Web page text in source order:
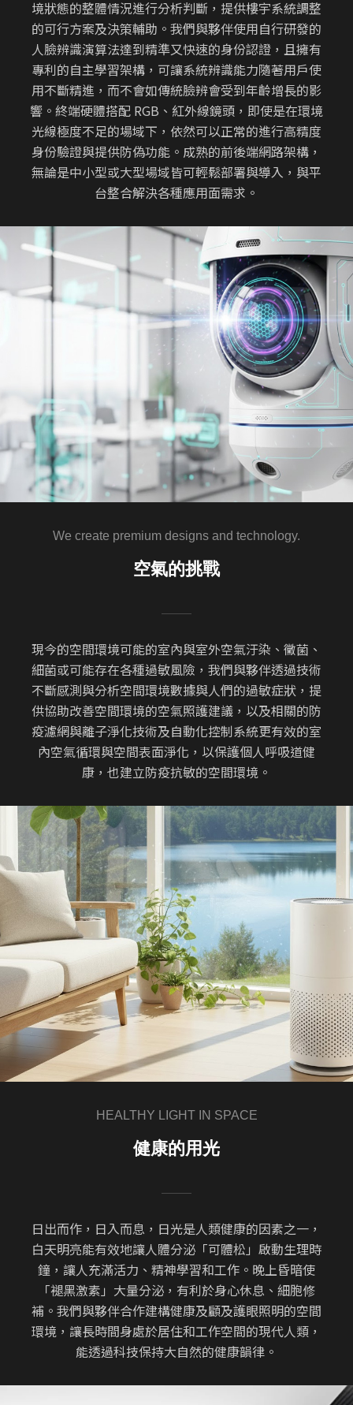
境狀態的整體情況進行分析判斷，提供樓宇系統調整
的可行方案及決策輔助。我們與夥伴使用自行研發的
人臉辨識演算法達到精準又快速的身份認證，且擁有
專利的自主學習架構，可讓系統辨識能力隨著用戶使
用不斷精進，而不會如傳統臉辨會受到年齡增長的影
響。終端硬體搭配 RGB、紅外線鏡頭，即使是在環境
光線極度不足的場域下，依然可以正常的進行高精度
身份驗證與提供防偽功能。成熟的前後端網路架構，
無論是中小型或大型場域皆可輕鬆部署與導入，與平
台整合解決各種應用面需求。
We create premium designs and technology.
空氣的挑戰
現今的空間環境可能的室內與室外空氣汙染、黴菌、
細菌或可能存在各種過敏風險，我們與夥伴透過技術
不斷感測與分析空間環境數據與人們的過敏症狀，提
供協助改善空間環境的空氣照護建議，以及相關的防
疫濾網與離子淨化技術及自動化控制系統更有效的室
內空氣循環與空間表面淨化，以保護個人呼吸道健
康，也建立防疫抗敏的空間環境。
HEALTHY LIGHT IN SPACE
健康的用光
日出而作，日入而息，日光是人類健康的因素之一，
白天明亮能有效地讓人體分泌「可體松」啟動生理時
鐘，讓人充滿活力、精神學習和工作。晚上昏暗使
「褪黑激素」大量分泌，有利於身心休息、細胞修
補。我們與夥伴合作建構健康及顧及護眼照明的空間
環境，讓長時間身處於居住和工作空間的現代人類，
能透過科技保持大自然的健康韻律。